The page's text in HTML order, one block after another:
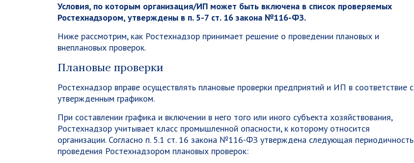
Условия, по которым организация/ИП может быть включена в список проверяемых
Ростехнадзором, утверждены в п. 5-7 ст. 16 закона №116-ФЗ.
Ниже рассмотрим, как Ростехнадзор принимает решение о проведении плановых и
внеплановых проверок.
Плановые проверки
Ростехнадзор вправе осуществлять плановые проверки предприятий и ИП в соответствие с
утвержденным графиком.
При составлении графика и включении в него того или иного субъекта хозяйствования,
Ростехнадзор учитывает класс промышленной опасности, к которому относится
организации. Согласно п. 5.1 ст. 16 закона №116-ФЗ утверждена следующая периодичность
проведения Ростехнадзором плановых проверок: